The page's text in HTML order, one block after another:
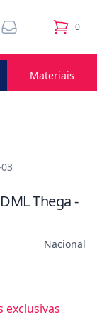
Pedidos 0
itens
Materiais
Thega -
Nacional
exclusivas